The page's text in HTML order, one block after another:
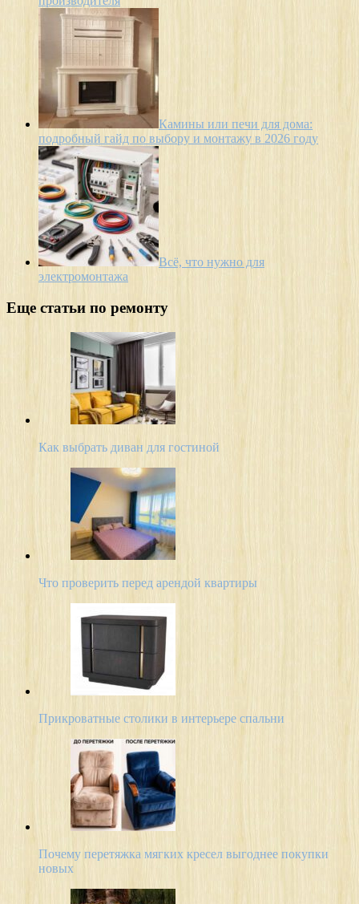
Камины или печи для дома:
подробный гайд по выбору и монтажу в 2026 году
Всё, что нужно для
электромонтажа
Еще статьи по ремонту
Как выбрать диван для гостиной
Что проверить перед арендой квартиры
Прикроватные столики в интерьере спальни
Почему перетяжка мягких кресел выгоднее покупки
новых